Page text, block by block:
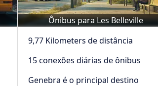
Ônibus para Les Belleville
9,77 Kilometers de distância
15 conexões diárias de ônibus
Genebra é o principal destino